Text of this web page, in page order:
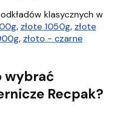
klasycznych w
, złote 1050g, złote
, złoto - czarne
wybrać
Recpak?